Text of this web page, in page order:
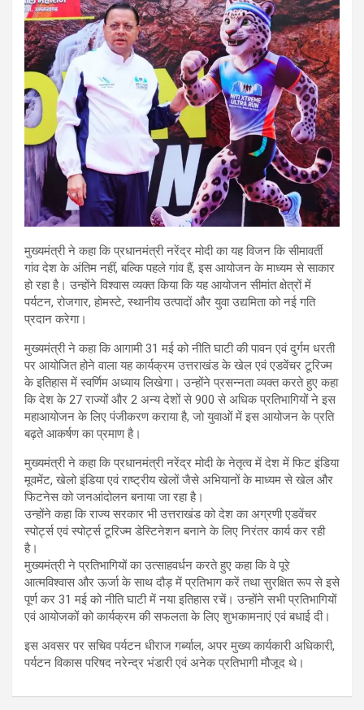
मुख्यमंत्री ने कहा कि प्रधानमंत्री नरेंद्र मोदी का यह विजन कि सीमावर्ती
गांव देश के अंतिम नहीं, बल्कि पहले गांव हैं, इस आयोजन के माध्यम से साकार
हो रहा है। उन्होंने विश्वास व्यक्त किया कि यह आयोजन सीमांत क्षेत्रों में
पर्यटन, रोजगार, होमस्टे, स्थानीय उत्पादों और युवा उद्यमिता को नई गति
प्रदान करेगा।
मुख्यमंत्री ने कहा कि आगामी 31 मई को नीति घाटी की पावन एवं दुर्गम धरती
पर आयोजित होने वाला यह कार्यक्रम उत्तराखंड के खेल एवं एडवेंचर टूरिज्म
के इतिहास में स्वर्णिम अध्याय लिखेगा। उन्होंने प्रसन्नता व्यक्त करते हुए कहा
कि देश के 27 राज्यों और 2 अन्य देशों से 900 से अधिक प्रतिभागियों ने इस
महाआयोजन के लिए पंजीकरण कराया है, जो युवाओं में इस आयोजन के प्रति
बढ़ते आकर्षण का प्रमाण है।
मुख्यमंत्री ने कहा कि प्रधानमंत्री नरेंद्र मोदी के नेतृत्व में देश में फिट इंडिया
मूवमेंट, खेलो इंडिया एवं राष्ट्रीय खेलों जैसे अभियानों के माध्यम से खेल और
फिटनेस को जनआंदोलन बनाया जा रहा है।
उन्होंने कहा कि राज्य सरकार भी उत्तराखंड को देश का अग्रणी एडवेंचर
स्पोर्ट्स एवं स्पोर्ट्स टूरिज्म डेस्टिनेशन बनाने के लिए निरंतर कार्य कर रही
है।
मुख्यमंत्री ने प्रतिभागियों का उत्साहवर्धन करते हुए कहा कि वे पूरे
आत्मविश्वास और ऊर्जा के साथ दौड़ में प्रतिभाग करें तथा सुरक्षित रूप से इसे
पूर्ण कर 31 मई को नीति घाटी में नया इतिहास रचें। उन्होंने सभी प्रतिभागियों
एवं आयोजकों को कार्यक्रम की सफलता के लिए शुभकामनाएं एवं बधाई दी।
इस अवसर पर सचिव पर्यटन धीराज गर्ब्याल, अपर मुख्य कार्यकारी अधिकारी,
पर्यटन विकास परिषद नरेन्द्र भंडारी एवं अनेक प्रतिभागी मौजूद थे।